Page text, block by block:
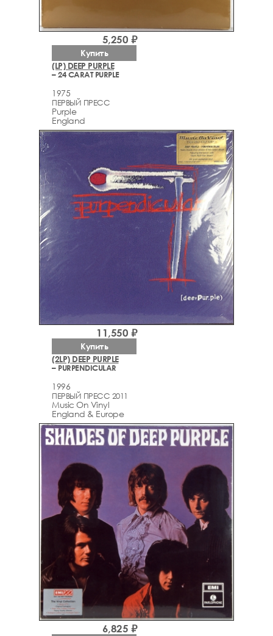
(LP) DEEP PURPLE
– 24 CARAT PURPLE
1975
ПЕРВЫЙ ПРЕСС
Purple
England
5,250 ₽
Купить
(2LP) DEEP PURPLE
– PURPENDICULAR
1996
ПЕРВЫЙ ПРЕСС 2011
Music On Vinyl
England & Europe
11,550 ₽
Купить
6,825 ₽